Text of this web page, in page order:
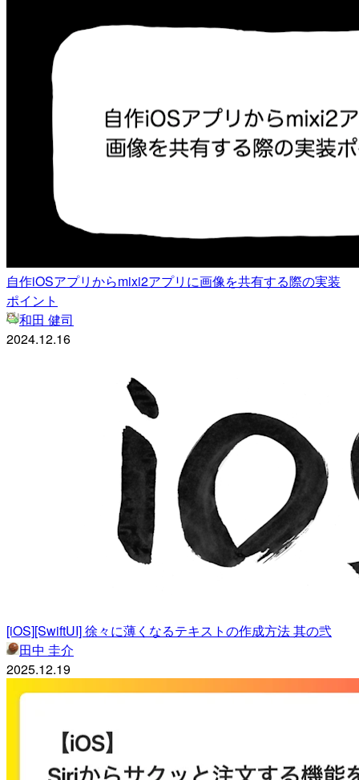
自作iOSアプリからmixi2アプリに画像を共有する際の実装
ポイント
和田 健司
2024.12.16
[iOS][SwiftUI] 徐々に薄くなるテキストの作成方法 其の弐
田中 圭介
2025.12.19